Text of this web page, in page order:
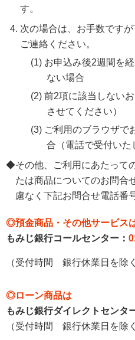
す。
次の場合は、お手数です
ご連絡ください。
(1) お申込み後2週間を
ない場合
(2) 前2項に該当しない
させてください）
(3) ご利用のブラウザで
合（電話で受付いた
◆その他、ご利用にあたって
たは商品についてのお問合
慮なく下記お問合せ電話番
◎預金商品・その他サービス
もみじ銀行コールセンター：
（受付時間 銀行休業日を除
◎ローン商品は
もみじ銀行ダイレクトセンタ
（受付時間 銀行休業日を除